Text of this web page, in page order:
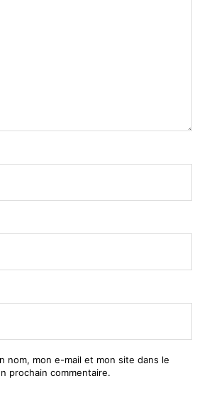
nom, mon e-mail et mon site dans le
prochain commentaire.